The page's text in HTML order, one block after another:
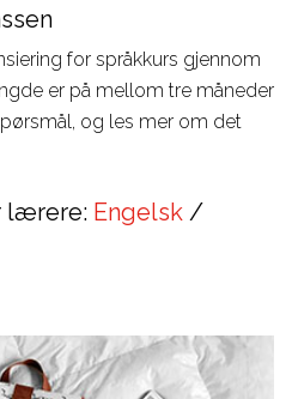
for språkkurs gjennom
er på mellom tre måneder
og les mer om det
lærere: Engelsk /